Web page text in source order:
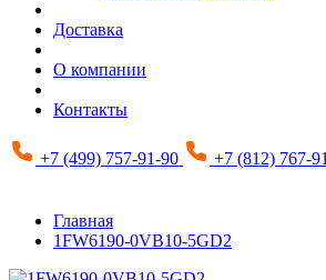
Доставка
О компании
Контакты
+7 (499) 757-91-90 +7 (812) 767-
Главная
1FW6190-0VB10-5GD2